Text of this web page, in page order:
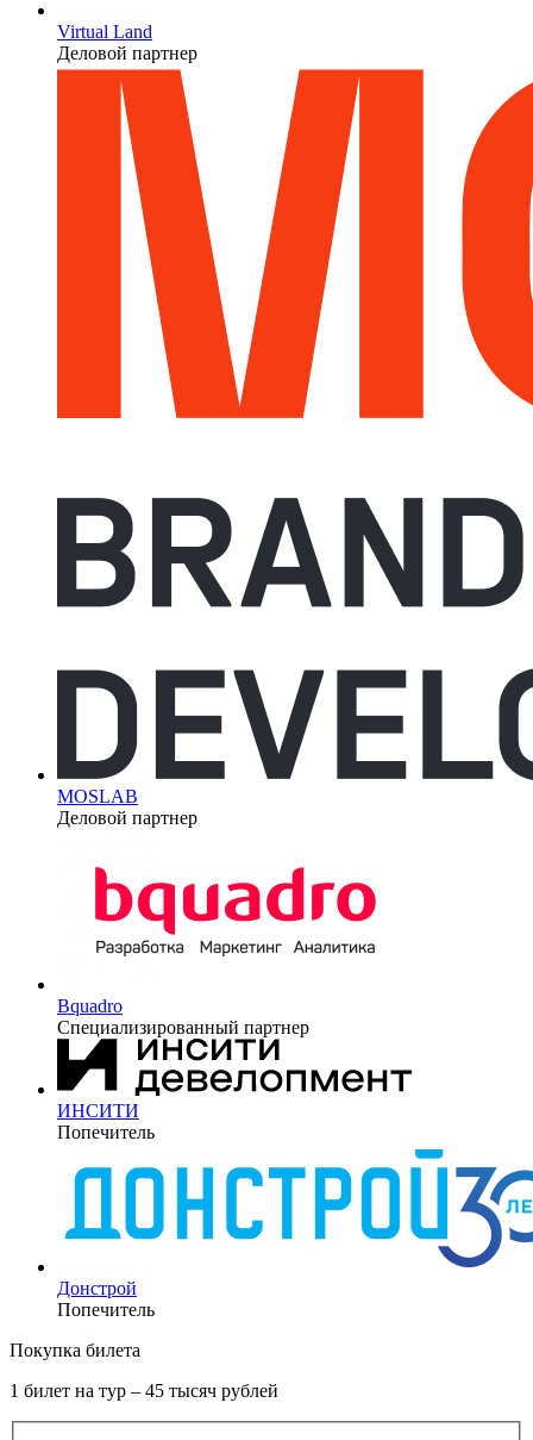
Virtual Land
Деловой партнер
MOSLAB
Деловой партнер
Bquadro
Специализированный партнер
ИНСИТИ
Попечитель
Донстрой
Попечитель
Покупка билета
1 билет на тур – 45 тысяч рублей